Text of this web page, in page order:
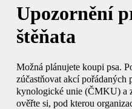
Upozornění
štěňata
Možná plánujete koupi psa.
zúčastňovat akcí pořádaných
kynologické unie (ČMKU) a
ověřte si, pod kterou